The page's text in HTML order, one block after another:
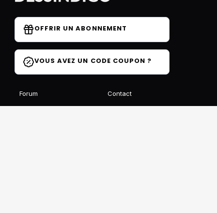
OFFRIR UN ABONNEMENT
VOUS AVEZ UN CODE COUPON ?
Forum Contact